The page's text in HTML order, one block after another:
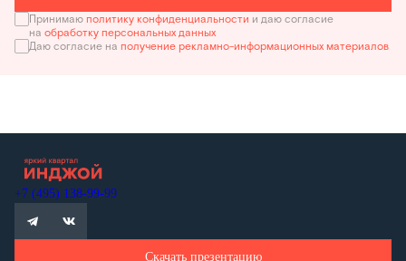
Принимаю политику конфиденциальности и даю согласие
на обработку персональных данных
Даю согласие на получение рекламно-информационных материалов
+7 (495) 138-99-99
Скачать презентацию